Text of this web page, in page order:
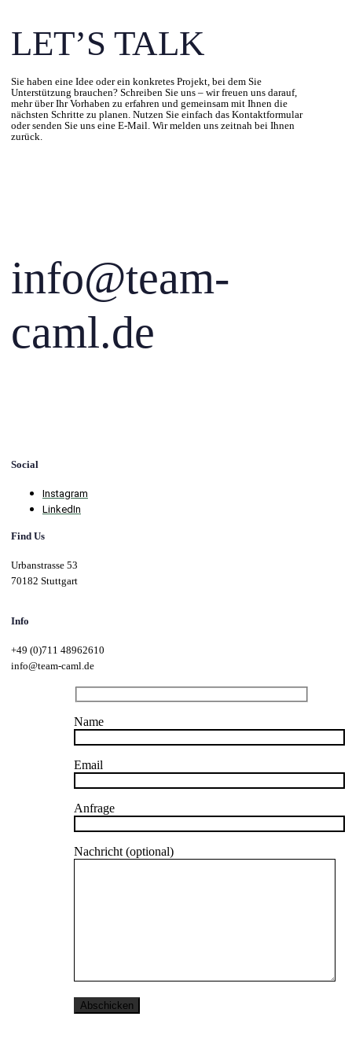
LET’S TALK
Sie haben eine Idee oder ein konkretes Projekt, bei dem Sie
Unterstützung brauchen? Schreiben Sie uns – wir freuen uns darauf,
mehr über Ihr Vorhaben zu erfahren und gemeinsam mit Ihnen die
nächsten Schritte zu planen. Nutzen Sie einfach das Kontaktformular
oder senden Sie uns eine E-Mail. Wir melden uns zeitnah bei Ihnen
zurück.
info@team-
caml.de
Social
Instagram
LinkedIn
Find Us
Urbanstrasse 53
70182 Stuttgart
Info
+49 (0)711 48962610
info@team-caml.de
Name
Email
Anfrage
Nachricht (optional)